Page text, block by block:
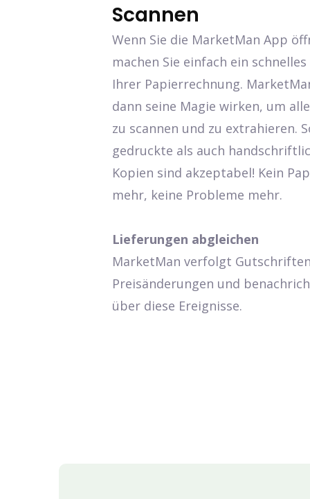
Scannen
Wenn Sie die MarketMan App
machen Sie einfach ein
Ihrer Papierrechnung.
dann seine Magie wirken, um
zu scannen und zu extrahieren.
gedruckte als auch
Kopien sind akzeptabel! Kein
mehr, keine Probleme mehr.
Lieferungen abgleichen
MarketMan verfolgt
Preisänderungen und
über diese Ereignisse.